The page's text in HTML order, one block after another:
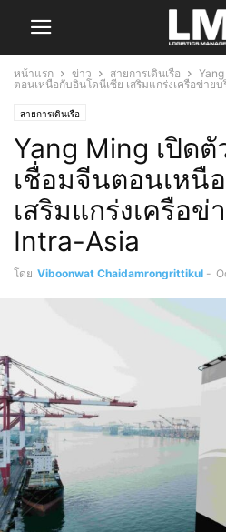
หน้าแรก ข่าว สายการเดินเรือ
ตอนเหนือกับอินโดนีเซีย เสริมแกร่งเครือข่าย
สายการเดินเรือ
Yang Ming เปิดตั
เชื่อมจีนตอนเหนื
เสริมแกร่งเครือข่
Intra-Asia
โดย Viboonwat Chaidamrongrittikul -